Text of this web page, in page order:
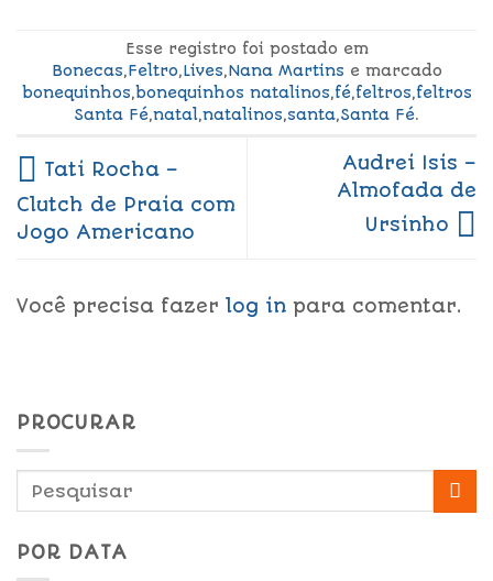
Esse registro foi postado em
Bonecas,Feltro,Lives,Nana Martins e marcado
bonequinhos,bonequinhos natalinos,fé,feltros,feltros
Santa Fé,natal,natalinos,santa,Santa Fé.
Tati Rocha –
Clutch de Praia com
Jogo Americano
Audrei Isis –
Almofada de
Ursinho
Você precisa fazer log in para comentar.
PROCURAR
POR DATA